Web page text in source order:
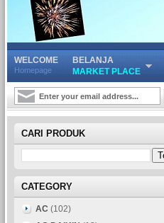
WELCOME
Homepage
BELANJA
MARKET PLACE
CARI PRODUK
CATEGORY
AC (102)